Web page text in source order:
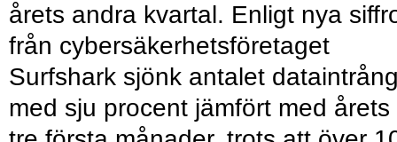
årets andra kvartal. Enligt nya
från cybersäkerhetsföretaget
Surfshark sjönk antalet
med sju procent jämfört med årets